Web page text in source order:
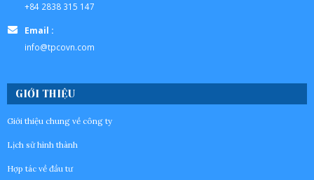
+84 2838 315 147
Email :
info@tpcovn.com
GIỚI THIỆU
Giới thiệu chung về công ty
Lịch sử hình thành
Hợp tác về đầu tư